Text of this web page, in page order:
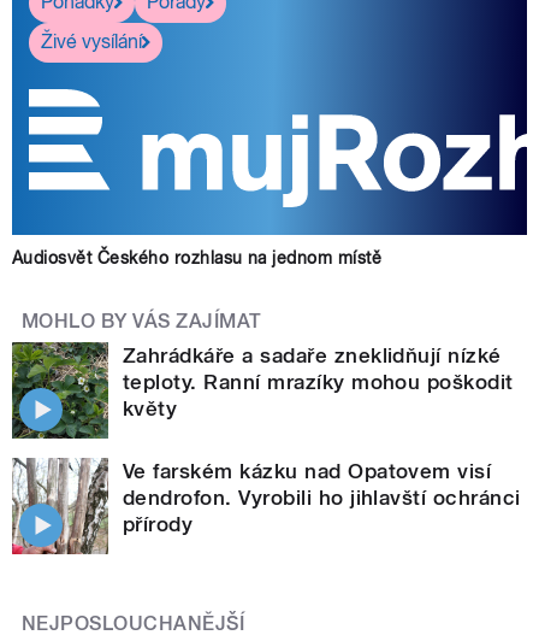
Živé vysílání
Audiosvět Českého rozhlasu na jednom místě
MOHLO BY VÁS ZAJÍMAT
Zahrádkáře a sadaře zneklidňují nízké
teploty. Ranní mrazíky mohou poškodit
květy
Ve farském kázku nad Opatovem visí
dendrofon. Vyrobili ho jihlavští ochránci
přírody
NEJPOSLOUCHANĚJŠÍ